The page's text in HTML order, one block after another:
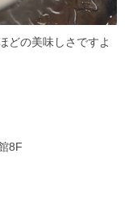
どの美味しさですよ
8F